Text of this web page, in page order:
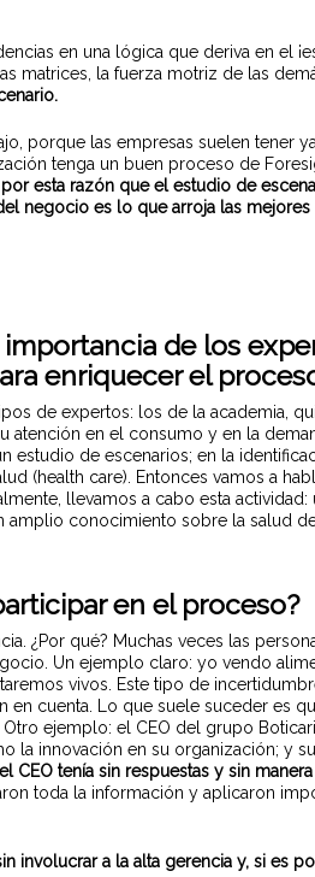
en una lógica que deriva en el
matrices, la fuerza motriz de las
porque las empresas suelen tener
tenga un buen proceso de
por esta razón que el estudio de
negocio es lo que arroja las
de los
enriquecer el
de expertos: los de la academia,
en el consumo y en la
estudio de escenarios; en la
(health care). Entonces vamos a
llevamos a cabo esta
conocimiento sobre la salud
en el proceso?
¿Por qué? Muchas veces las
Un ejemplo claro: yo vendo
vivos. Este tipo de
cuenta. Lo que suele suceder es
ejemplo: el CEO del grupo
la innovación en su organización; y
tenía sin respuestas y sin
toda la información y aplicaron
involucrar a la alta gerencia y, si es